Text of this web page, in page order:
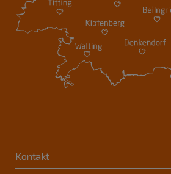
Kontakt